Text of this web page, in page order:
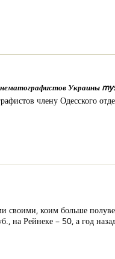
Украины
члену Одесского
своими, коим больше
на Рейнеке – 50, а год